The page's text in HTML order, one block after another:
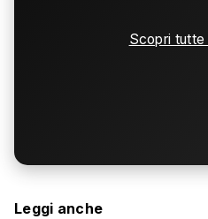
Scopri
Leggi anche